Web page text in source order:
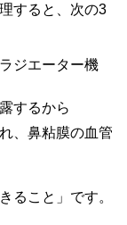
すると、次の3
ジエーター機
するから
、鼻粘膜の血管
ること」です。